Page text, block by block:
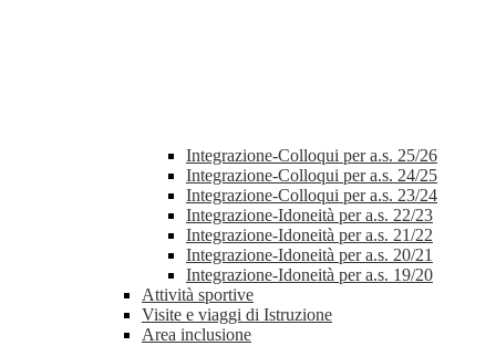
Integrazione-Colloqui per a.s. 25/26
Integrazione-Colloqui per a.s. 24/25
Integrazione-Colloqui per a.s. 23/24
Integrazione-Idoneità per a.s. 22/23
Integrazione-Idoneità per a.s. 21/22
Integrazione-Idoneità per a.s. 20/21
Integrazione-Idoneità per a.s. 19/20
Attività sportive
Visite e viaggi di Istruzione
Area inclusione